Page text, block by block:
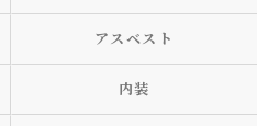
アスベスト
内装